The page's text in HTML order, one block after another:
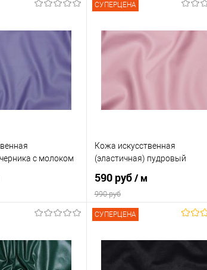
с молоком
СУПЕРЦЕНА
Кожа искусственная
(эластичная) пудровый
590 руб/ м
990 руб
Сравнение
СУПЕРЦЕНА